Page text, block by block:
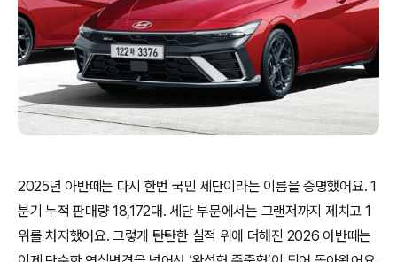
2025년 아반떼는 다시 한번 국민 세단이라는 이름을 증명했어요. 1
분기 누적 판매량 18,172대. 세단 부문에서는 그랜저까지 제치고 1
위를 차지했어요. 그렇게 탄탄한 실적 위에 더해진 2026 아반떼는